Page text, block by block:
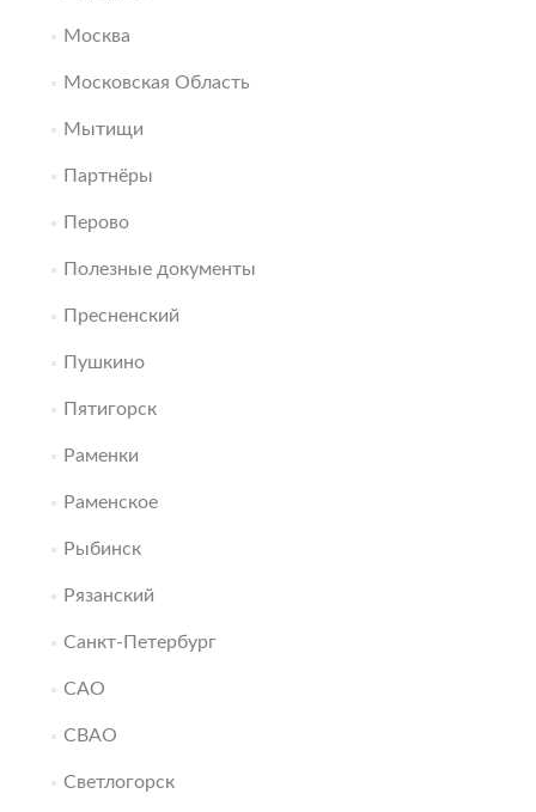
Москва
Московская Область
Мытищи
Партнёры
Перово
Полезные документы
Пресненский
Пушкино
Пятигорск
Раменки
Раменское
Рыбинск
Рязанский
Санкт-Петербург
САО
СВАО
Светлогорск